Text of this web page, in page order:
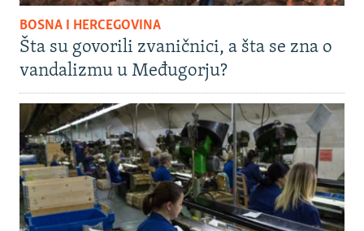
BOSNA I HERCEGOVINA
Šta su govorili zvaničnici, a šta se zna o
vandalizmu u Međugorju?